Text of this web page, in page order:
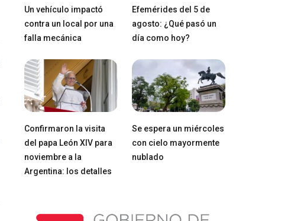
Un vehículo impactó
contra un local por una
falla mecánica
Efemérides del 5 de
agosto: ¿Qué pasó un
día como hoy?
Confirmaron la visita
del papa León XIV para
noviembre a la
Argentina: los detalles
Se espera un miércoles
con cielo mayormente
nublado